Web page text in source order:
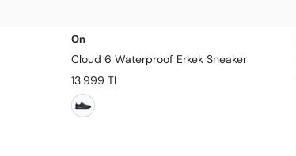
On
Cloud 6 Waterproof Erkek Sneaker
13.999 TL